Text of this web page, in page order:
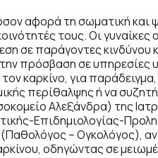
αφορά τη σωματική και
τους. Οι
σε παράγοντες κινδύνου
πρόσβαση σε υπηρεσίες
καρκίνο, για
περίθαλψης ή να
Αλεξάνδρα) της
Επιδημιολογίας-
(Παθολόγος – Ογκολόγος),
οδηγώντας σε